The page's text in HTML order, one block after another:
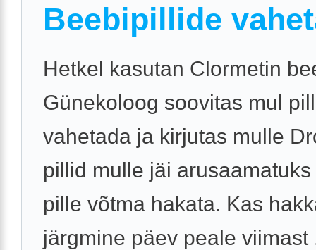
Beebipillide
Hetkel kasutan Clormetin
Günekoloog soovitas mul
vahetada ja kirjutas mulle
pillid mulle jäi
pille võtma hakata. Kas
järgmine päev peale viimast